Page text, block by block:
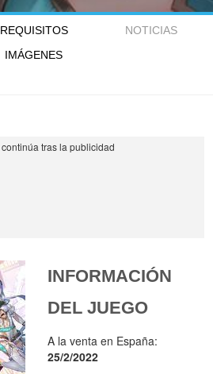
REQUISITOS
NOTICIAS
IMÁGENES
INFORMACIÓN
DEL JUEGO
A la venta en España:
25/2/2022